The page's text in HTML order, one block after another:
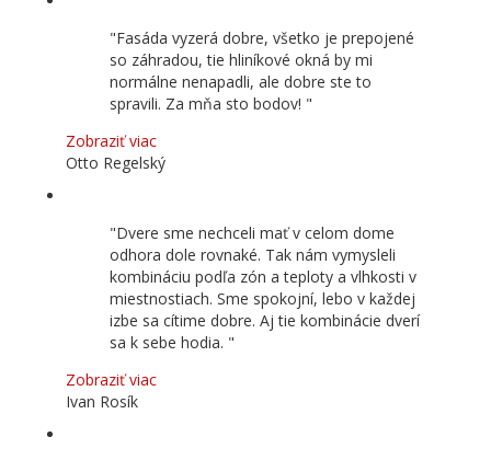
Fasáda vyzerá dobre, všetko je prepojené
so záhradou, tie hliníkové okná by mi
normálne nenapadli, ale dobre ste to
spravili. Za mňa sto bodov!
Zobraziť viac
Otto Regelský
Dvere sme nechceli mať v celom dome
odhora dole rovnaké. Tak nám vymysleli
kombináciu podľa zón a teploty a vlhkosti v
miestnostiach. Sme spokojní, lebo v každej
izbe sa cítime dobre. Aj tie kombinácie dverí
sa k sebe hodia.
Zobraziť viac
Ivan Rosík